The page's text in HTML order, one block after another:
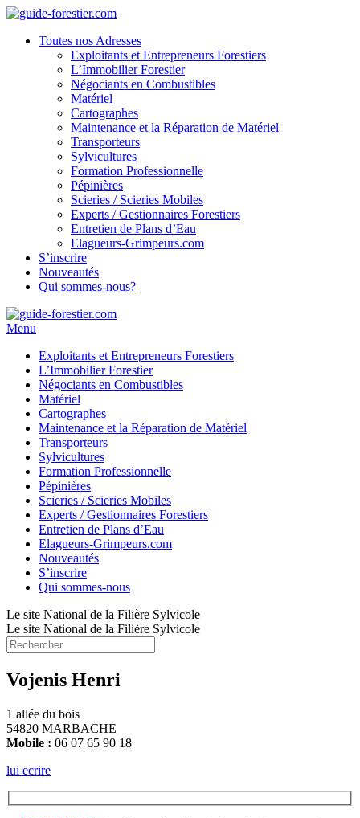
Toutes nos Adresses
Exploitants et Entrepreneurs Forestiers
L’Immobilier Forestier
Négociants en Combustibles
Matériel
Cartographes
Maintenance et la Réparation de Matériel
Transporteurs
Sylvicultures
Formation Professionnelle
Pépinières
Scieries / Scieries Mobiles
Experts / Gestionnaires Forestiers
Entretien de Plans d’Eau
Elagueurs-Grimpeurs.com
S’inscrire
Nouveautés
Qui sommes-nous?
Menu
Exploitants et Entrepreneurs Forestiers
L’Immobilier Forestier
Négociants en Combustibles
Matériel
Cartographes
Maintenance et la Réparation de Matériel
Transporteurs
Sylvicultures
Formation Professionnelle
Pépinières
Scieries / Scieries Mobiles
Experts / Gestionnaires Forestiers
Entretien de Plans d’Eau
Elagueurs-Grimpeurs.com
Nouveautés
S’inscrire
Qui sommes-nous
Le site National de la Filière Sylvicole
Le site National de la Filière Sylvicole
Vojenis Henri
1 allée du bois
54820 MARBACHE
Mobile : 06 07 65 90 18
lui ecrire